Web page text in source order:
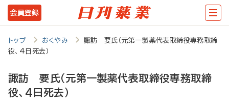
メ
イ
ン
テ
会員登録
トップ おくやみ
諏訪 要氏（元第一製薬代表取締役専務取締
役、4日死去）
諏訪 要氏（元第一製薬代表取締役専務取締
役、4日死去）